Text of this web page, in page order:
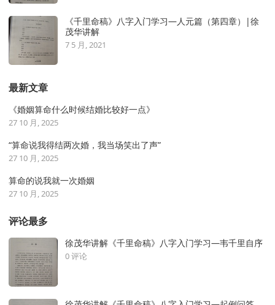
《千里命稿》八字入门学习—人元篇（第四章）|徐
茂华讲解
7 5 月, 2021
最新文章
《婚姻算命什么时候结婚比较好一点》
27 10 月, 2025
“算命说我得结两次婚，我当场笑出了声”
27 10 月, 2025
算命的说我就一次婚姻
27 10 月, 2025
评论最多
徐茂华讲解《千里命稿》八字入门学习—韦千里自序
0 评论